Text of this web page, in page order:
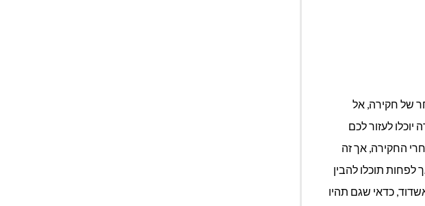
של חקירה, אל
לעזור לכם
החקירה, אך זה
לפחות תוכלו להבין
כדאי שגם תהיו